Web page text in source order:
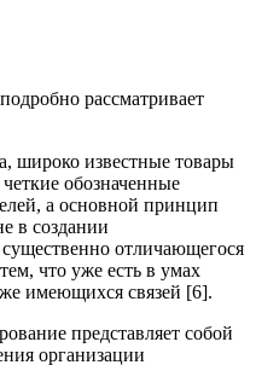
рассматривает
широко известные товары
обозначенные
а основной принцип
в создании
отличающегося
что уже есть в умах
имеющихся связей [6].
представляет собой
организации